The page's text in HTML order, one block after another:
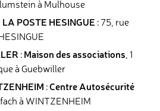
à Mulhouse
LA POSTE HESINGUE : 75, rue
: Maison des associations, 1
à Guebwiller
:Centre Autosécurité
à WINTZENHEIM